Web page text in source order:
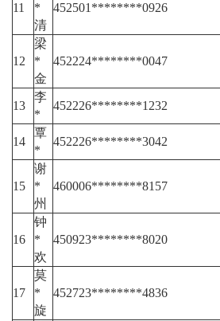
11
*
清
452501********0926
12
梁
*
金
452224********0047
13
李
*
452226********1232
14
覃
*
452226********3042
15
谢
*
州
460006********8157
16
钟
*
欢
450923********8020
17
莫
*
旋
452723********4836